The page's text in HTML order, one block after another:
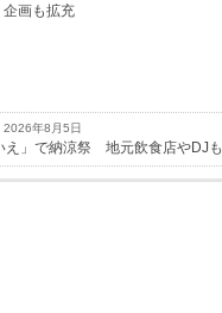
企画も拡充
2026年8月5日
え」で納涼祭 地元飲食店やDJも